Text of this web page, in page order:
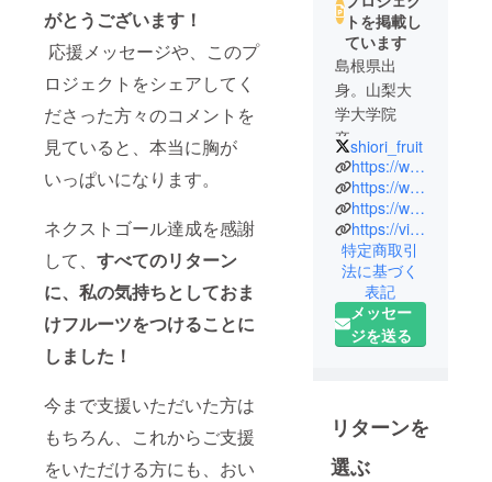
がとうございます！
応援メッセージや、このプ
ロジェクトをシェアしてく
ださった方々のコメントを
見ていると、本当に胸が
いっぱいになります。
ネクストゴール達成を感謝
して、 すべてのリターン
に、 私の気持ちとしておま
けフルーツをつけることに
しました！
今まで支援いただいた方は
もちろん、これからご支援
をいただける方にも、おい
トを掲載し
ています
島根県出
身。山梨大
学大学院
卒。
ワイン科学
研究セン
ターに所属
し、ブドウ
の育種、ワ
イン醸造、
乳酸菌につ
いて学ぶ。
千葉の造り
間勤務。
送のフルー
shiori_fruit
https://www.kudamono-tatsujin.com/
https://www.instagram.com/shiori_fruitadvisor/
https://www.youtube.com/channel/UC9MOPZ9doTq4WOI1l4OBORA
https://victoria-fruit.com/
特定商取引
法に基づく
表記
メッセー
ジを送る
リターンを
選ぶ